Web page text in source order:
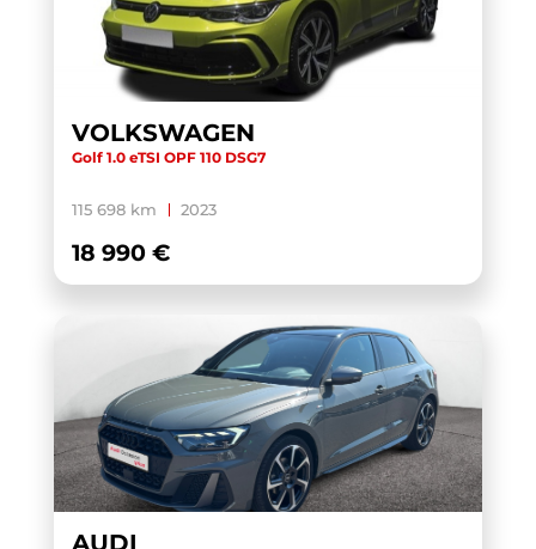
VOLKSWAGEN
Golf 1.0 eTSI OPF 110 DSG7
115 698 km 2023
18 990 €
AUDI